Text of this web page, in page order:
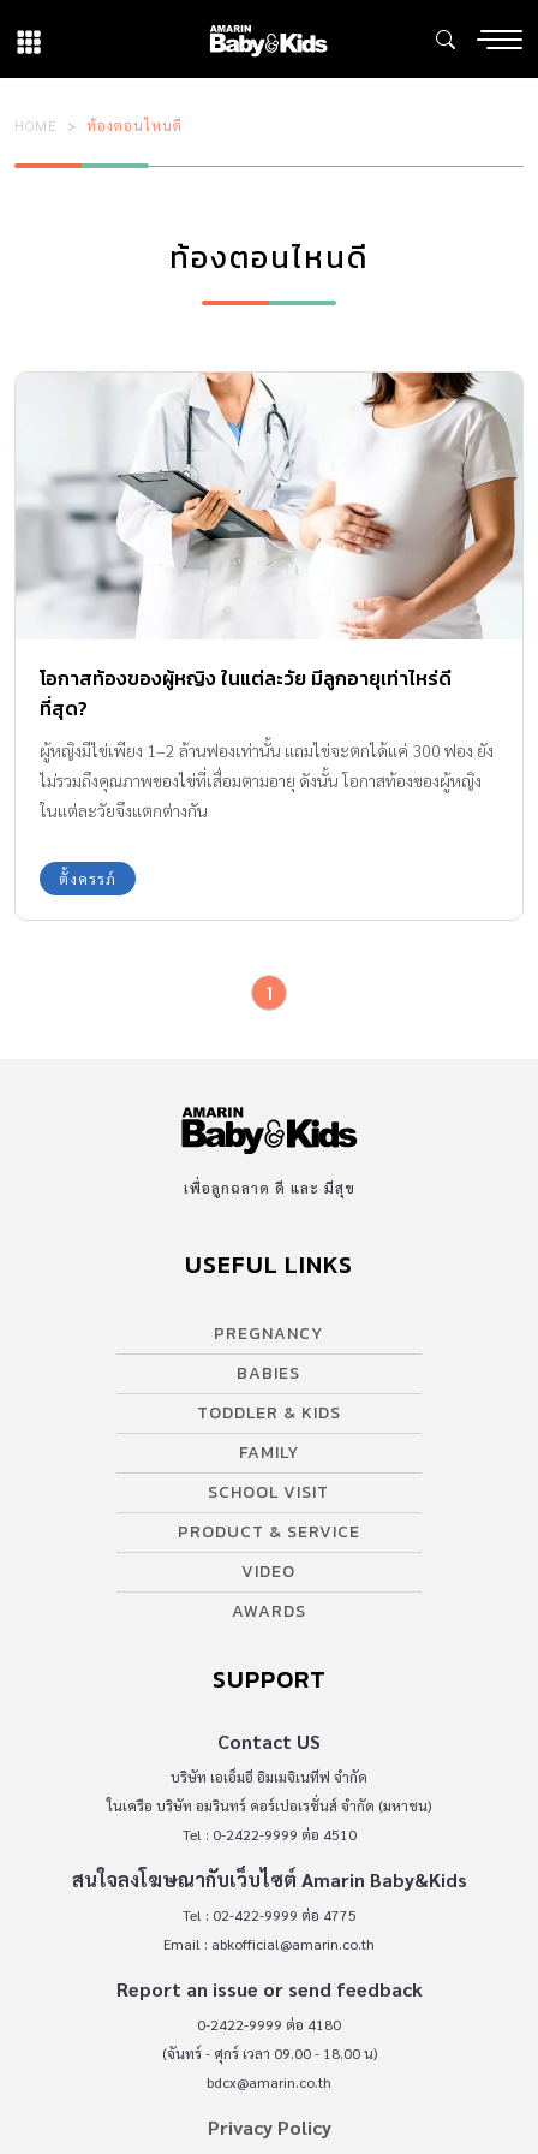
HOME ท้องตอนไหนดี
ท้องตอนไหนดี
โอกาสท้องของผู้หญิง ในแต่ละวัย มีลูกอายุเท่าไหร่ดี
ที่สุด?
ผู้หญิงมีไข่เพียง 1–2 ล้านฟองเท่านั้น แถมไข่จะตกได้แค่ 300 ฟอง ยัง
ไม่รวมถึงคุณภาพของไข่ที่เสื่อมตามอายุ ดังนั้น โอกาสท้องของผู้หญิง
ในแต่ละวัยจึงแตกต่างกัน
ตั้งครรภ์
1
เพื่อลูกฉลาด ดี และ มีสุข
USEFUL LINKS
PREGNANCY
BABIES
TODDLER & KIDS
FAMILY
SCHOOL VISIT
PRODUCT & SERVICE
VIDEO
AWARDS
SUPPORT
Contact US
บริษัท เอเอ็มอี อิมเมจิเนทีฟ จำกัด
ในเครือ บริษัท อมรินทร์ คอร์เปอเรชั่นส์ จำกัด (มหาชน)
Tel : 0-2422-9999 ต่อ 4510
สนใจลงโฆษณากับเว็บไซต์ Amarin Baby&Kids
Tel : 02-422-9999 ต่อ 4775
Email : abkofficial@amarin.co.th
Report an issue or send feedback
0-2422-9999 ต่อ 4180
(จันทร์ - ศุกร์ เวลา 09.00 - 18.00 น)
bdcx@amarin.co.th
Privacy Policy